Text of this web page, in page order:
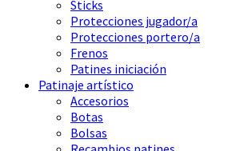
Sticks
Protecciones jugador/a
Protecciones portero/a
Frenos
Patines iniciación
Patinaje artístico
Accesorios
Botas
Bolsas